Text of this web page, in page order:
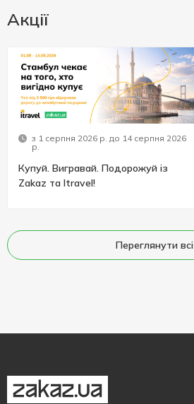
Акції
з 1 серпня 2026 р. до 14 серпня 2026
р.
Купуй. Вигравай. Подорожуй із
Zakaz та Itravel!
Переглянути всі